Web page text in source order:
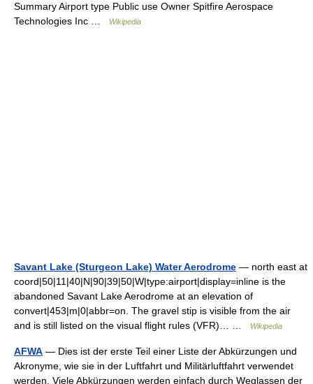
Summary Airport type Public use Owner Spitfire Aerospace
Technologies Inc …
Wikipedia
Savant Lake (Sturgeon Lake) Water Aerodrome — north east at
coord|50|11|40|N|90|39|50|W|type:airport|display=inline is the
abandoned Savant Lake Aerodrome at an elevation of
convert|453|m|0|abbr=on. The gravel stip is visible from the air
and is still listed on the visual flight rules (VFR)… …
Wikipedia
AFWA — Dies ist der erste Teil einer Liste der Abkürzungen und
Akronyme, wie sie in der Luftfahrt und Militärluftfahrt verwendet
werden. Viele Abkürzungen werden einfach durch Weglassen der